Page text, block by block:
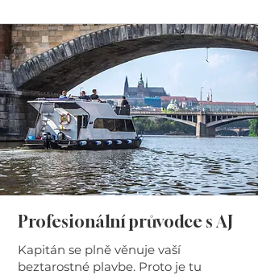
Profesionální průvodce s AJ
Kapitán se plně věnuje vaší
beztarostné plavbe. Proto je tu